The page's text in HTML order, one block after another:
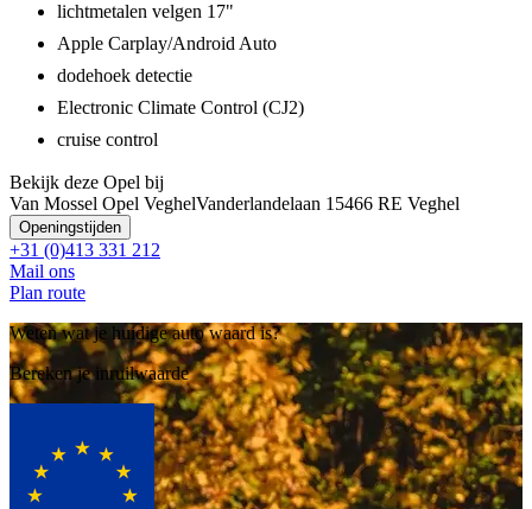
lichtmetalen velgen 17"
Apple Carplay/Android Auto
dodehoek detectie
Electronic Climate Control (CJ2)
cruise control
Bekijk deze Opel bij
Van Mossel Opel VeghelVanderlandelaan 1 5466 RE Veghel
Openingstijden
+31 (0)413 331 212
Mail ons
Plan route
Weten wat je huidige auto waard is?
Bereken je inruilwaarde